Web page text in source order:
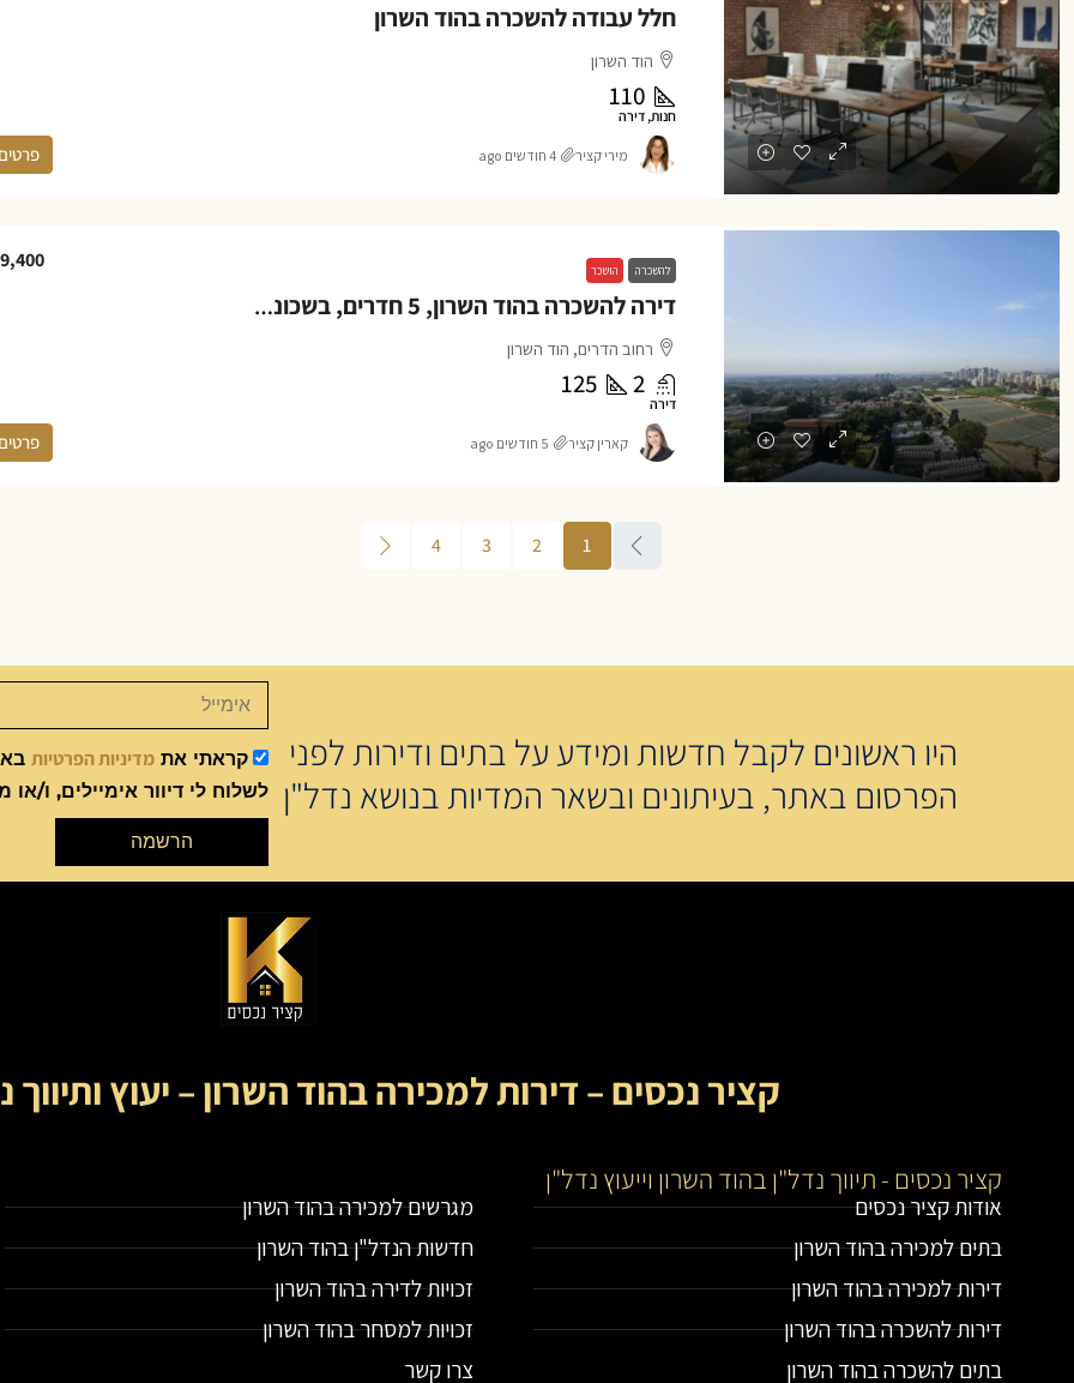
חלל עבודה להשכרה בהוד השרון
הוד השרון
110
חנות, דירה
מירי קציר 4 חודשים ago
להשכרה הושכר
דירה להשכרה בהוד השרון, 5 חדרים, בשכונת מגדיאל ברחוב הדרים
רחוב הדרים, הוד השרון
2
125
דירה
קארין קציר 5 חודשים ago
1
2
3
4
היו ראשונים לקבל חדשות ומידע על בתים ודירות לפני
הפרסום באתר, בעיתונים ובשאר המדיות בנושא נדל"ן
קראתי את מדיניות הפרטיות
לשלוח לי דיוור אימיילים, ו/או
הרשמה
קציר נכסים – דירות למכירה בהוד השרון – יעוץ ותיווך
קציר נכסים - תיווך נדל"ן בהוד השרון וייעוץ נדל"ן
אודות קציר נכסים
בתים למכירה בהוד השרון
דירות למכירה בהוד השרון
דירות להשכרה בהוד השרון
בתים להשכרה בהוד השרון
מגרשים למכירה בהוד השרון
חדשות הנדל"ן בהוד השרון
זכויות לדירה בהוד השרון
זכויות למסחר בהוד השרון
צרו קשר